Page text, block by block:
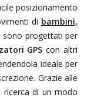
posizionamento
di bambini,
progettati per
GPS con altri
ideale per
Grazie alle
ricerca di un modo